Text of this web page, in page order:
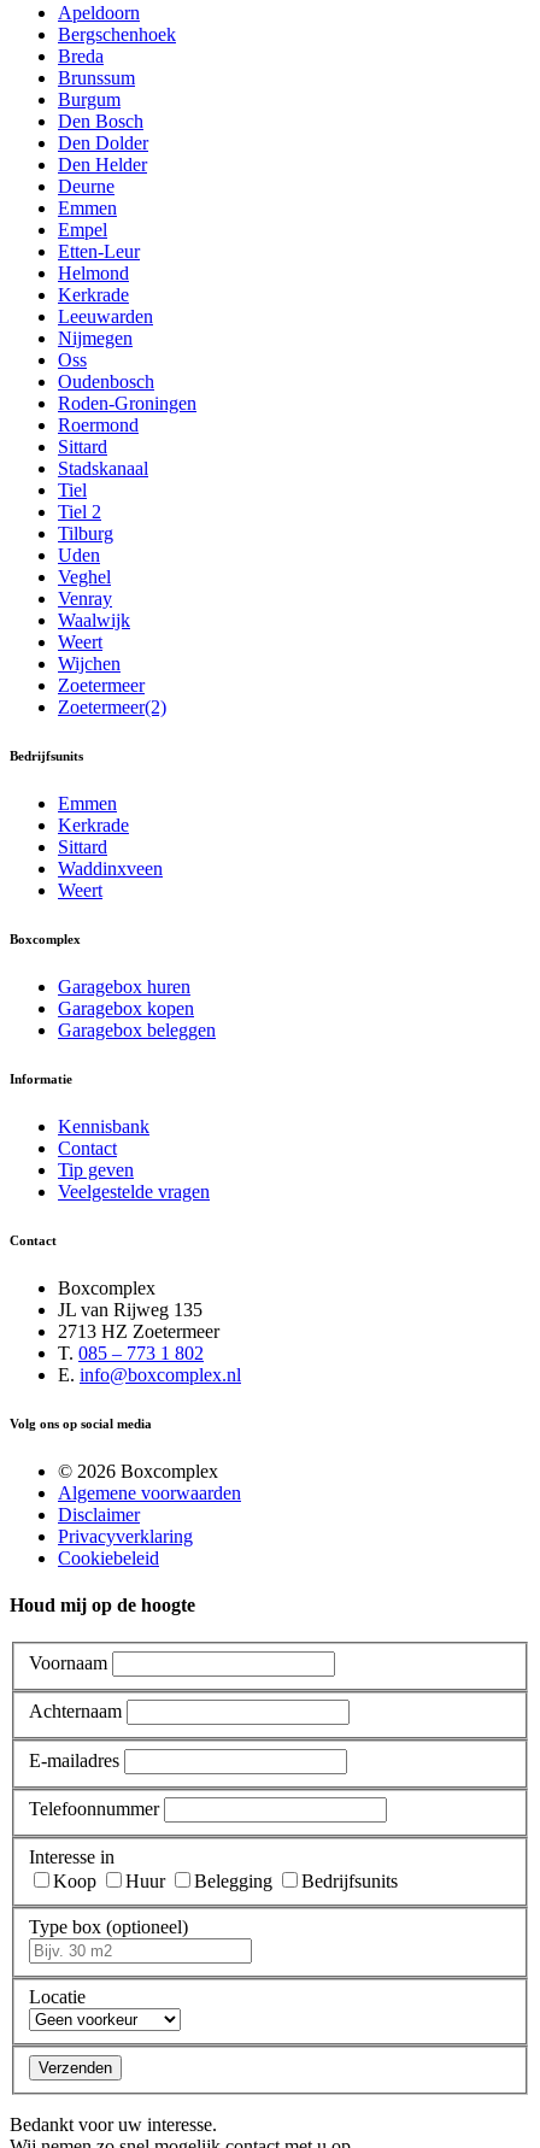
Apeldoorn
Bergschenhoek
Breda
Brunssum
Burgum
Den Bosch
Den Dolder
Den Helder
Deurne
Emmen
Empel
Etten-Leur
Helmond
Kerkrade
Leeuwarden
Nijmegen
Oss
Oudenbosch
Roden-Groningen
Roermond
Sittard
Stadskanaal
Tiel
Tiel 2
Tilburg
Uden
Veghel
Venray
Waalwijk
Weert
Wijchen
Zoetermeer
Zoetermeer(2)
Bedrijfsunits
Emmen
Kerkrade
Sittard
Waddinxveen
Weert
Boxcomplex
Garagebox huren
Garagebox kopen
Garagebox beleggen
Informatie
Kennisbank
Contact
Tip geven
Veelgestelde vragen
Contact
Boxcomplex
JL van Rijweg 135
2713 HZ Zoetermeer
T. 085 – 773 1 802
E. info@boxcomplex.nl
Volg ons op social media
© 2026 Boxcomplex
Algemene voorwaarden
Disclaimer
Privacyverklaring
Cookiebeleid
Houd mij op de hoogte
Voornaam
Achternaam
E-mailadres
Telefoonnummer
Interesse in
Koop
Huur Belegging Bedrijfsunits
Type box (optioneel)
Locatie
Verzenden
Bedankt voor uw interesse.